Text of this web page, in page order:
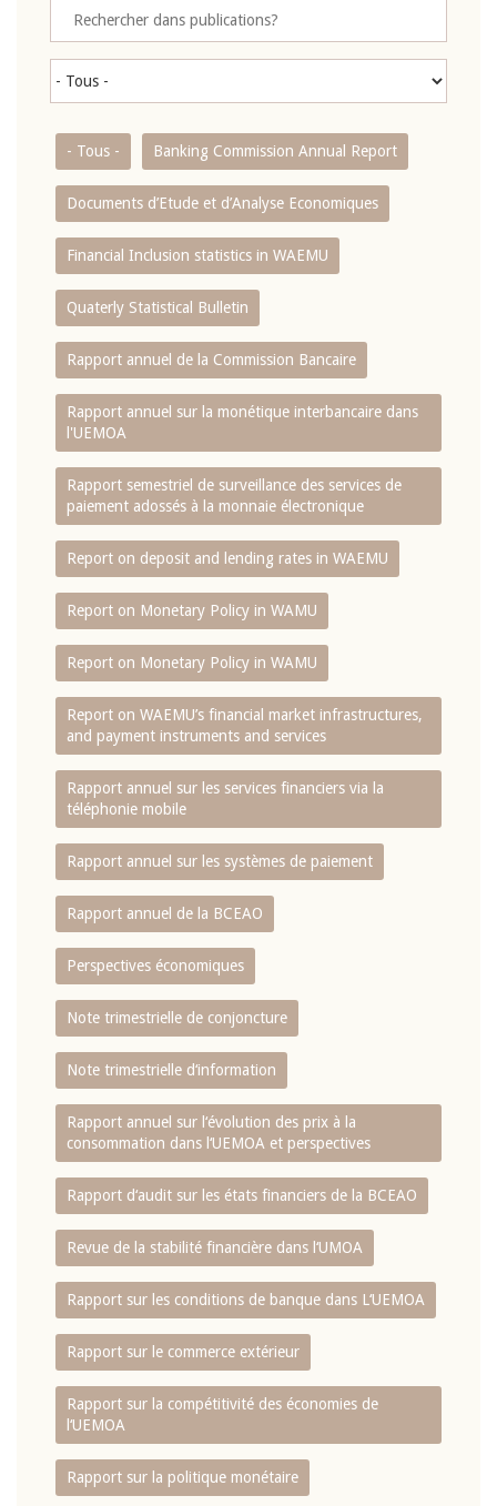
- Tous - Banking Commission Annual Report
Documents d’Etude et d’Analyse Economiques
Financial Inclusion statistics in WAEMU
Quaterly Statistical Bulletin
Rapport annuel de la Commission Bancaire
Rapport annuel sur la monétique interbancaire dans
l'UEMOA
Rapport semestriel de surveillance des services de
paiement adossés à la monnaie électronique
Report on deposit and lending rates in WAEMU
Report on Monetary Policy in WAMU
Report on Monetary Policy in WAMU
Report on WAEMU’s financial market infrastructures,
and payment instruments and services
Rapport annuel sur les services financiers via la
téléphonie mobile
Rapport annuel sur les systèmes de paiement
Rapport annuel de la BCEAO
Perspectives économiques
Note trimestrielle de conjoncture
Note trimestrielle d‘information
Rapport annuel sur l‘évolution des prix à la
consommation dans l‘UEMOA et perspectives
Rapport d‘audit sur les états financiers de la BCEAO
Revue de la stabilité financière dans l‘UMOA
Rapport sur les conditions de banque dans L‘UEMOA
Rapport sur le commerce extérieur
Rapport sur la compétitivité des économies de
l‘UEMOA
Rapport sur la politique monétaire